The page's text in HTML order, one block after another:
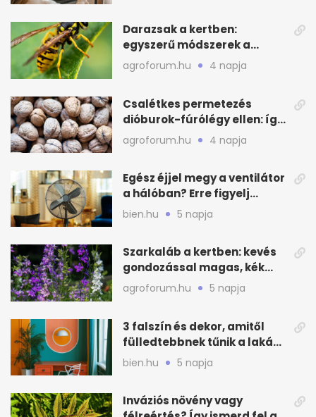
Darazsak a kertben:
egyszerű módszerek a
távoltartásukra nyáron
agroforum.hu 4 napja
Csalétkes permetezés
dióburok-fúrólégy ellen: így
csináld a kertben
agroforum.hu 4 napja
Egész éjjel megy a ventilátor
a hálóban? Erre figyelj
alvásnál nyáron
bien.hu 5 napja
Szarkaláb a kertben: kevés
gondozással magas, kék
virágfalat ad
agroforum.hu 5 napja
3 falszín és dekor, amitől
fülledtebbnek tűnik a lakás
nyáron
bien.hu 5 napja
Inváziós növény vagy